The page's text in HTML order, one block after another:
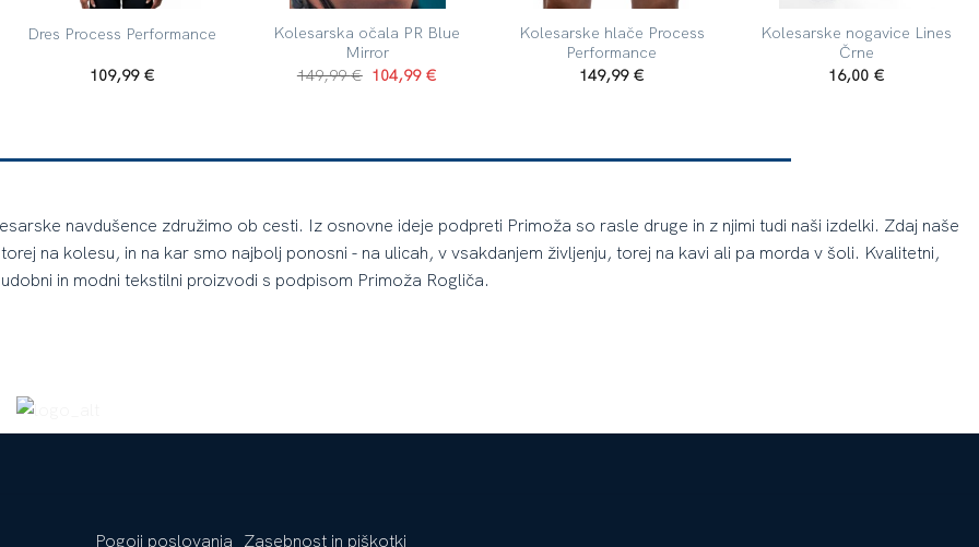
Dres Process Performance
109,99 €
Kolesarska očala PR Blue
Mirror
149,99€ 104,99 €
Kolesarske hlače Process
Performance
149,99 €
Kolesarske nogavice Lines
Črne
16,00 €
navdušence združimo ob cesti. Iz osnovne ideje podpreti Primoža so rasle druge in z njimi tudi naši izdelki. Zdaj naše
na kolesu, in na kar smo najbolj ponosni - na ulicah, v vsakdanjem življenju, torej na kavi ali pa morda v šoli. Kvalitetni,
udobni in modni tekstilni proizvodi s podpisom Primoža Rogliča.
Pogoji poslovanja Zasebnost in piškotki